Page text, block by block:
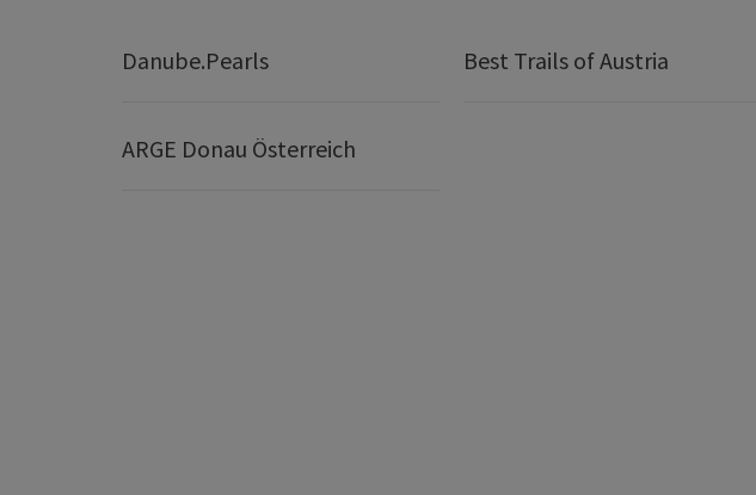
Danube.Pearls Best Trails of Austria
ARGE Donau Österreich